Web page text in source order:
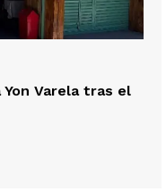
Varela tras el